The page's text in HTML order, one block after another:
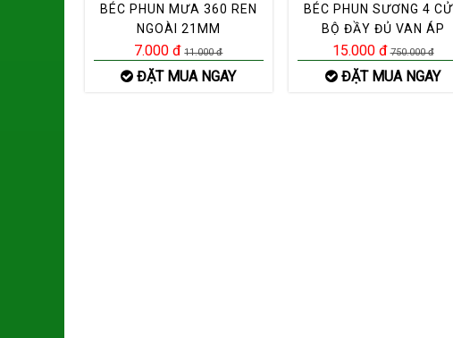
BÉC PHUN MƯA 360 REN
NGOÀI 21MM
7.000 đ 11.000 đ
ĐẶT MUA NGAY
BÉC PHUN SƯƠNG 4
BỘ ĐẦY ĐỦ VAN ÁP
15.000 đ 750.000 đ
ĐẶT MUA NGAY